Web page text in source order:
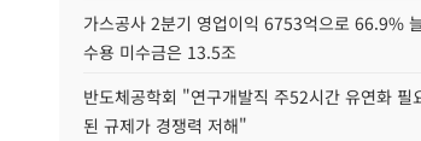
가스공사 2분기 영업이익 6753억으로 66.9%
수용 미수금은 13.5조
반도체공학회 "연구개발직 주52시간 유연화 필
된 규제가 경쟁력 저해"